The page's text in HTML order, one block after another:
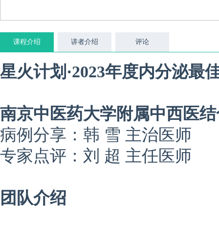
课程介绍 讲者介绍 评论
星火计划·2023年度内分泌最
南京中医药大学附属中西医
病例分享：韩 雪 主治医师
专家点评：刘 超 主任医师
团队介绍